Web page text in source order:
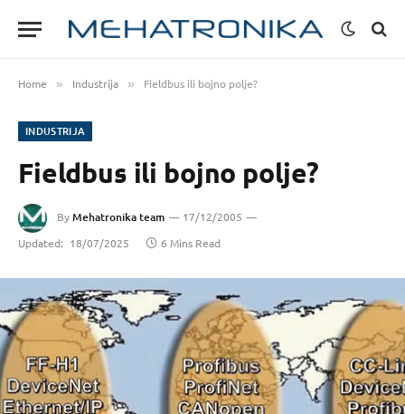
Home » Industrija » Fieldbus ili bojno polje?
INDUSTRIJA
Fieldbus ili bojno polje?
ByMehatronika team
17/12/2005
Updated: 18/07/2025 6 Mins Read